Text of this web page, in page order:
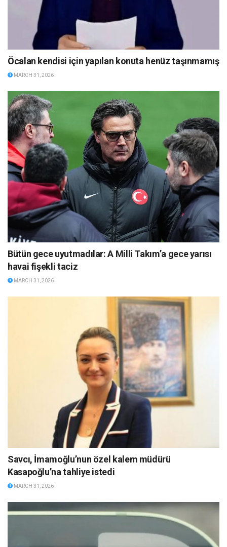
Öcalan kendisi için yapılan konuta henüz taşınmamış
MARCH 31, 2026
Bütün gece uyutmadılar: A Milli Takım’a gece yarısı
havai fişekli taciz
MARCH 31, 2026
Savcı, İmamoğlu’nun özel kalem müdürü
Kasapoğlu’na tahliye istedi
MARCH 31, 2026